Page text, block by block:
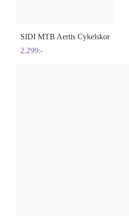
SIDI MTB Aertis Cykelskor
2.299:-